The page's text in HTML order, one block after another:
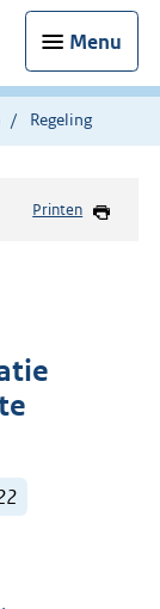
Menu
Regeling
Printen